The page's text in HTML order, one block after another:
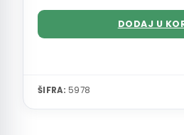
DODAJ U
ŠIFRA: 5978